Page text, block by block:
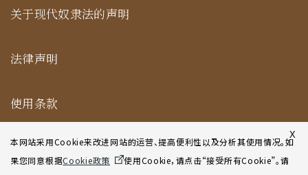
关于现代奴隶法的声明
法律声明
使用条款
X
本网站采用Cookie来改进网站的运营、提高便利性以及分析其使用情况。如
果您同意根据Cookie政策
使用Cookie，请点击“接受所有Cookie”。请